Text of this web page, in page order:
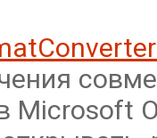
Microsoft